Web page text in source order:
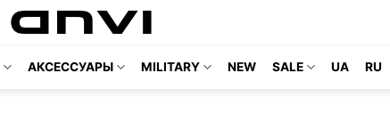
АКСЕССУАРЫ MILITARY NEW SALE UA RU